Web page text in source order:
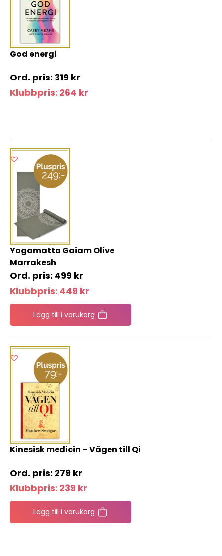
God energi
319 kr
Klubbpris: 264 kr
Yogamatta Gaiam Olive
Marrakesh
499 kr
Klubbpris: 449 kr
Lägg till i varukorg
Kinesisk medicin – Vägen till Qi
279 kr
Klubbpris: 239 kr
Lägg till i varukorg